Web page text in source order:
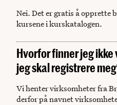
Nei. Det er gratis å opprette
kursene i kurskatalogen.
Hvorfor finner jeg
jeg skal registrere
Vi henter virksomheter fra
derfor på navnet